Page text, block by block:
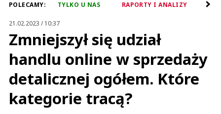
POLECAMY: TYLKO U NAS RAPORTY I ANALIZY
21.02.2023 / 10:37
Zmniejszył się udział
handlu online w sprzedaży
detalicznej ogółem. Które
kategorie tracą?